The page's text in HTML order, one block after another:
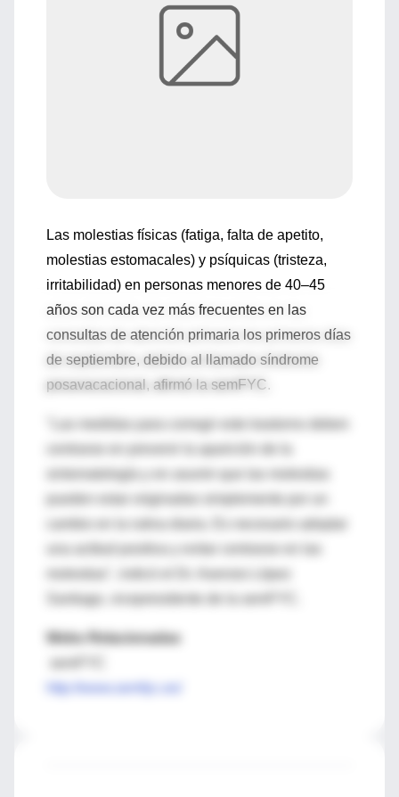
Las molestias físicas (fatiga, falta de apetito,
molestias estomacales) y psíquicas (tristeza,
irritabilidad) en personas menores de 40–45
años son cada vez más frecuentes en las
consultas de atención primaria los primeros días
de septiembre, debido al llamado síndrome
posavacacional, afirmó la semFYC.
"Las medidas para corregir este trastorno deben
centrarse en prevenir la aparición de la
sintomatología y en asumir que las molestias
pueden estar originadas simplemente por un
Santiago, vicepresidente de la semFYC.
Webs Relacionadas